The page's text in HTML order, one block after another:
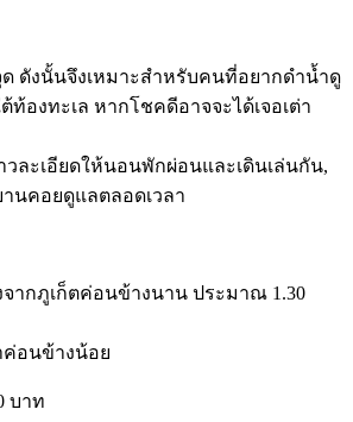
ดังนั้นจึงเหมาะสำหรับคนที่อยากดำน้ำดู
ท้องทะเล หากโชคดีอาจจะได้เจอเต่า
ละเอียดให้นอนพักผ่อนและเดินเล่นกัน,
นคอยดูแลตลอดเวลา
จากภูเก็ตค่อนข้างนาน ประมาณ 1.30
ค่อนข้างน้อย
บาท